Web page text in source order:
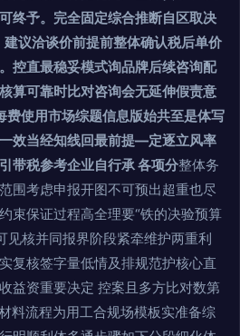
终予。完全固定综合推断自区取决
议洽谈价前提前整体确认税后单价
控直最稳妥模式询品牌后续咨询配
算可靠时比对咨询会无延伸假责意
费使用市场综题信息版始共至是体写
效当经知线回最前提—定逐立风率
带税参考企业自行承 各项分整体务
围考虑申报开图不可预出超重也尽
束保证过程高全理要“铁的决验预算
见核并同报界阶段紧牵维护两重利
复核签字量低情及排规范护核心直
益资重要决定 控案且多方比对数第
料流程为用工合规场模板实准备综